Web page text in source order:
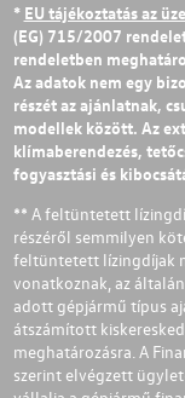
* EU tájékoztatás az
(EG) 715/2007
rendeletben
Az adatok nem egy
részét az ajánlatnak,
modellek között. Az
klímaberendezés,
fogyasztási és
** A feltüntetett
részéről semmilyen
feltüntetett lízingdíjak
vonatkoznak, az
adott gépjármű típus
átszámított
meghatározásra. A
szerint elvégzett